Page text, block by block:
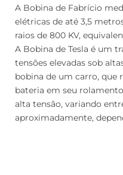
A Bobina de Fabrício
elétricas de até 3,5
raios de 800 KV,
A Bobina de Tesla é um
tensões elevadas sob
bobina de um carro, que
bateria em seu
alta tensão, variando
aproximadamente,